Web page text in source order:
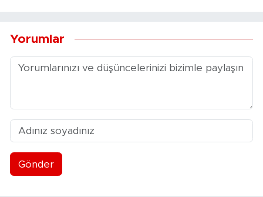
Yorumlar
Gönder